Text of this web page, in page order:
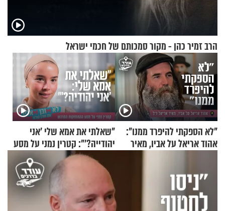
הרב זמיר כהן - מקור סמכותם של חכמי ישראל
"לא הספקתי להיפרד ממנו":
אהוד אריאל על אביו, מאיר
"שאלתי את אמא שלי 'אני
יהודייה?'": קטרין נמני על מסע
ההתחזקות המרגש